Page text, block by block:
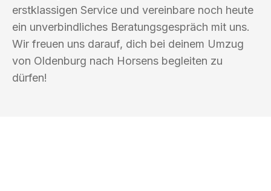
erstklassigen Service und vereinbare noch heute
ein unverbindliches Beratungsgespräch mit uns.
Wir freuen uns darauf, dich bei deinem Umzug
von Oldenburg nach Horsens begleiten zu
dürfen!